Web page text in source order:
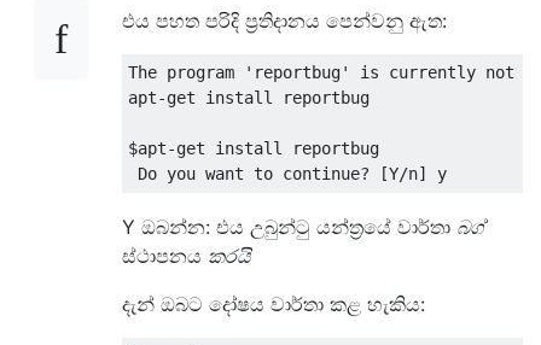
එය පහත පරිදි ප්‍රතිදානය පෙන්වනු ඇත:
The program 'reportbug' is currently
apt-get install reportbug
$apt-get install reportbug
Y ඔබන්න: එය උබුන්ටු යන්ත්‍රයේ වාර්තා බග්
ස්ථාපනය කරයි
දැන් ඔබට දෝෂය වාර්තා කළ හැකිය: